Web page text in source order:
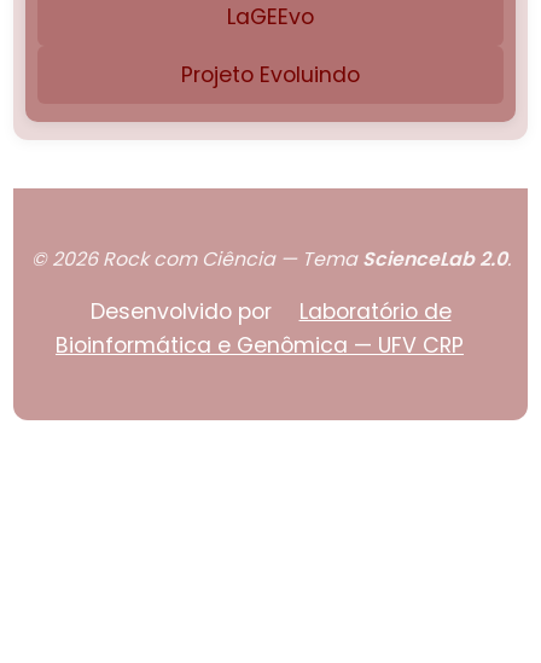
LaGEEvo
Projeto Evoluindo
© 2026 Rock com Ciência — TemaScienceLab 2.0.
Desenvolvido por
Laboratório de
Bioinformática e Genômica — UFV CRP